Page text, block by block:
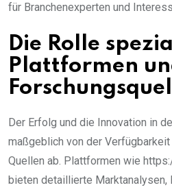
für Branchenexperten und
Die Rolle
Plattformen
Der Erfolg und die Innovation in
maßgeblich von der
Quellen ab. Plattformen wie
bieten detaillierte Marktanalysen,